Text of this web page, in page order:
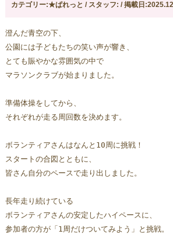
カテゴリー:★ぱれっと / スタッフ: / 掲載日
澄んだ青空の下、
公園には子どもたちの笑い声が響き、
とても賑やかな雰囲気の中で
マラソンクラブが始まりました。
準備体操をしてから、
それぞれが走る周回数を決めます。
ボランティアさんはなんと10周に挑戦！
スタートの合図とともに、
皆さん自分のペースで走り出しました。
長年走り続けている
ボランティアさんの安定したハイペースに、
参加者の方が「1周だけついてみよう」と挑戦。